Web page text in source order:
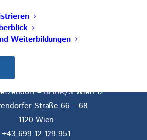
Weiterbildungen
Cooperatives Offenes Lernen
– BHAK/S Wien 12
Straße 66 – 68
1120 Wien
+43 699 12 129 951